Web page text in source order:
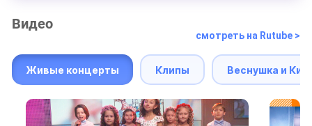
Видео
смотреть на Rutube >
Живые концерты Клипы Веснушка и